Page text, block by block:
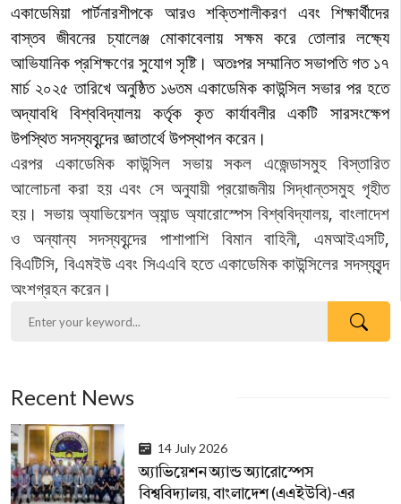
একাডেমিয়া পার্টনারশীপকে আরও শক্তিশালীকরণ এবং শিক্ষার্থীদের
বাস্তব জীবনের চ্যালেঞ্জ মোকাবেলায় সক্ষম করে তোলার লক্ষ্যে
আভিযানিক প্রশিক্ষণের সুযোগ সৃষ্টি। অতঃপর সম্মানিত সভাপতি গত ১৭
মার্চ২০২৫ তারিখে অনুষ্ঠিত ১৬তম একাডেমিক কাউন্সিল সভার পর হতে
অদ্যাবধি বিশ্ববিদ্যালয় কর্তৃক কৃত কার্যাবলীর একটি সারসংক্ষেপ
উপস্থিতসদস্যবৃন্দের জ্ঞাতার্থে উপস্থাপন করেন।
এরপর একাডেমিক কাউন্সিল সভায় সকল এজেন্ডাসমুহ বিস্তারিত
আলোচনা করা হয় এবং সে অনুযায়ী প্রয়োজনীয় সিদ্ধান্তসমুহ গৃহীত
হয়। সভায় অ্যাভিয়েশন অ্যান্ড অ্যারোস্পেস বিশ্ববিদ্যালয়, বাংলাদেশ
ও অন্যান্য সদস্যবৃন্দের পাশাপাশি বিমান বাহিনী, এমআইএসটি,
বিএটিসি, বিএমইউ এবং সিএএবি হতে একাডেমিক কাউন্সিলের সদস্যবৃন্দ
অংশগ্রহন করেন।
Recent News
14 July 2026
অ্যাভিয়েশন অ্যান্ড অ্যারোস্পেস
বিশ্ববিদ্যালয়, বাংলাদেশ (এএইউবি)-এর